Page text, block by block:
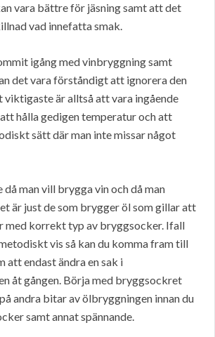
vara bättre för jäsning samt att det
vad innefatta smak.
igång med vinbryggning samt
det vara förståndigt att ignorera den
viktigaste är alltså att vara ingående
hålla gedigen temperatur och att
sätt där man inte missar något
man vill brygga vin och då man
är just de som brygger öl som gillar att
med korrekt typ av bryggsocker. Ifall
vis så kan du komma fram till
att endast ändra en sak i
åt gången. Börja med bryggsockret
andra bitar av ölbryggningen innan du
samt annat spännande.